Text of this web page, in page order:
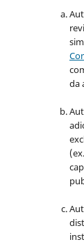
da